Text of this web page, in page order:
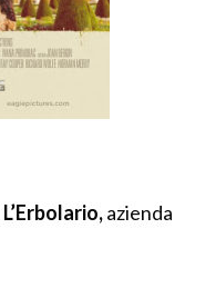
L’Erbolario,azienda